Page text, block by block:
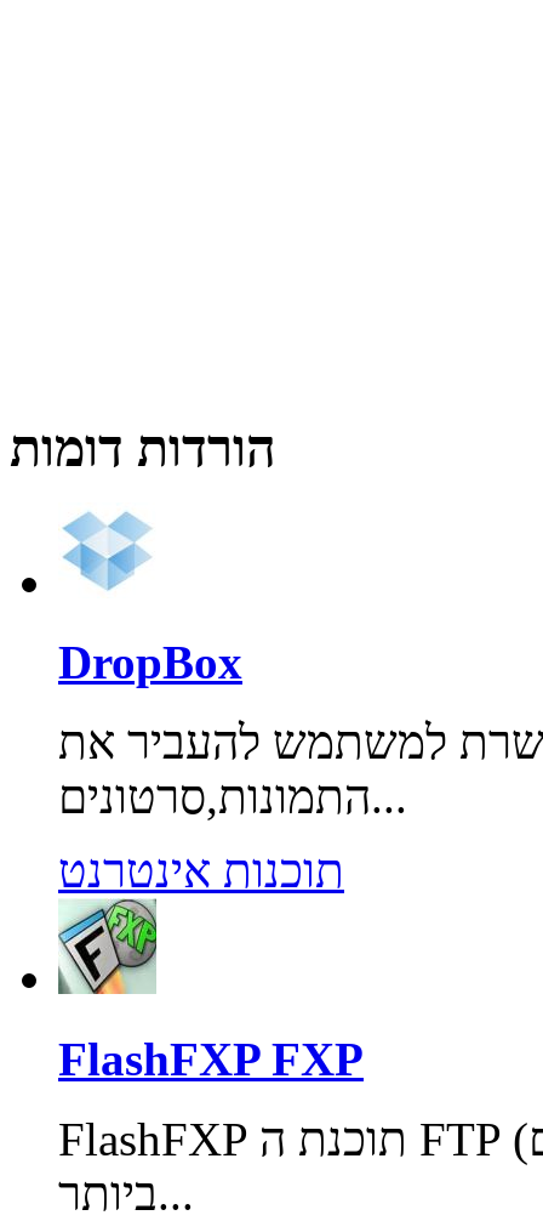
הורדות דומות
DropBox
למשתמש להעביר את
התמונות,סרטונים...
תוכנות אינטרנט
FlashFXP FXP
FlashFXP תוכנת ה FTP (פרוטוקול להעברת קבצים) המובילה
ביותר...